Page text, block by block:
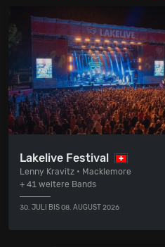
Lakelive Festival
Lenny Kravitz • Macklemore
+ 41 weitere Bands
30. JULI BIS 08. AUGUST 2026